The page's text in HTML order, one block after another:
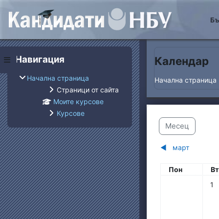
Страничен панел Календар
Начална страница
Месец
◀︎ март
Понеделник
Пон
1
Блокове
Навигация
Начална страница
Страници от сайта
Моите курсове
Курсове